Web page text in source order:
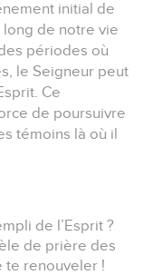
initial de
long de notre vie
périodes où
le Seigneur peut
Ce
de poursuivre
témoins là où il
de l’Esprit ?
de prière des
te renouveler !